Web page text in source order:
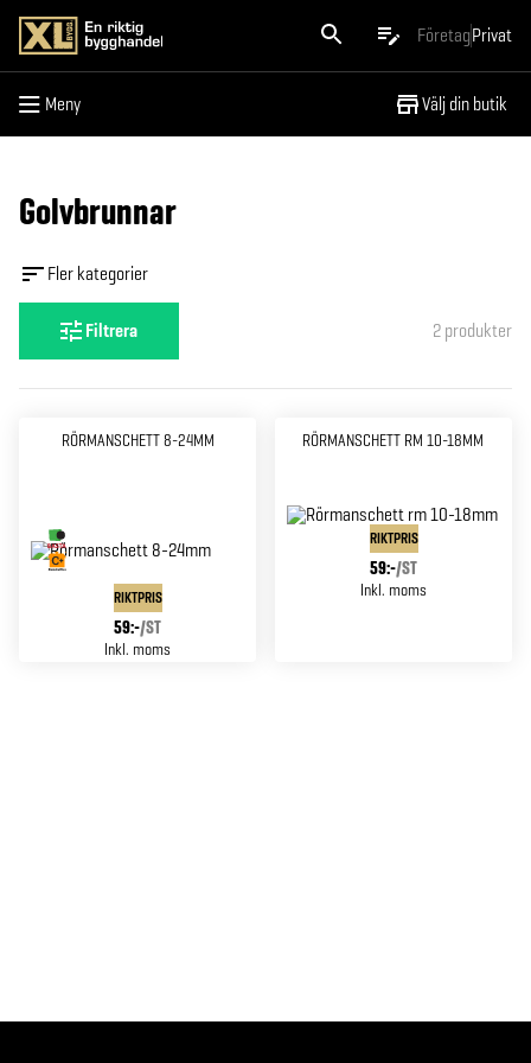
FöretagPrivat
Meny Välj din butik
Meny
Golvbrunnar
Fler kategorier
Filtrera 2produkter
RÖRMANSCHETT 8-24MM
RIKTPRIS
59:-/ST
Inkl. moms
RÖRMANSCHETT RM 10-18MM
RIKTPRIS
59:-/ST
Inkl. moms